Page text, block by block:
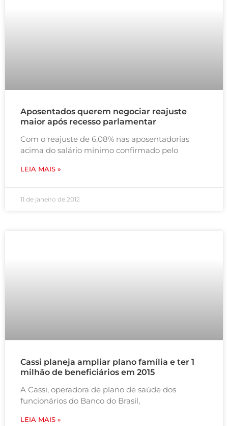
Aposentados querem negociar reajuste
maior após recesso parlamentar
Com o reajuste de 6,08% nas aposentadorias
acima do salário mínimo confirmado pelo
LEIA MAIS »
11 de janeiro de 2012
Cassi planeja ampliar plano família e ter 1
milhão de beneficiários em 2015
A Cassi, operadora de plano de saúde dos
funcionários do Banco do Brasil,
LEIA MAIS »